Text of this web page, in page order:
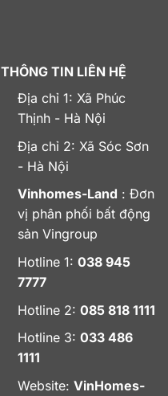
THÔNG TIN LIÊN HỆ
Địa chỉ 1: Xã Phúc
Thịnh - Hà Nội
Địa chỉ 2: Xã Sóc Sơn
- Hà Nội
Vinhomes-Land : Đơn
vị phân phối bất động
sản Vingroup
Hotline 1: 038 945
7777
Hotline 2: 085 818 1111
Hotline 3: 033 486
1111
Website: VinHomes-